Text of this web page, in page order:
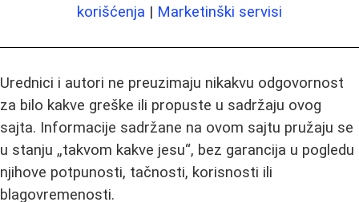
korišćenja | Marketinški servisi
Urednici i autori ne preuzimaju nikakvu odgovornost
za bilo kakve greške ili propuste u sadržaju ovog
sajta. Informacije sadržane na ovom sajtu pružaju se
u stanju „takvom kakve jesu“, bez garancija u pogledu
njihove potpunosti, tačnosti, korisnosti ili
blagovremenosti.